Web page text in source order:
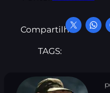
Compartilhe:
TAGS: